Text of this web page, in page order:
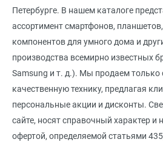
Петербурге. В нашем каталоге
ассортимент смартфонов,
компонентов для умного дома и
производства всемирно известных
Samsung и т. д.). Мы продаем только
качественную технику, предлагая
персональные акции и дисконты.
сайте, носят справочный характер и
офертой, определяемой статьями